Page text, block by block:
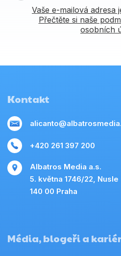
Vaše e-mailová adresa
Přečtěte si naše
osobních
Kontakt
+420 261 397 200
Albatros Media a.s.
5. května 1746/22, Nusle
140 00 Praha
Média, blogeři a